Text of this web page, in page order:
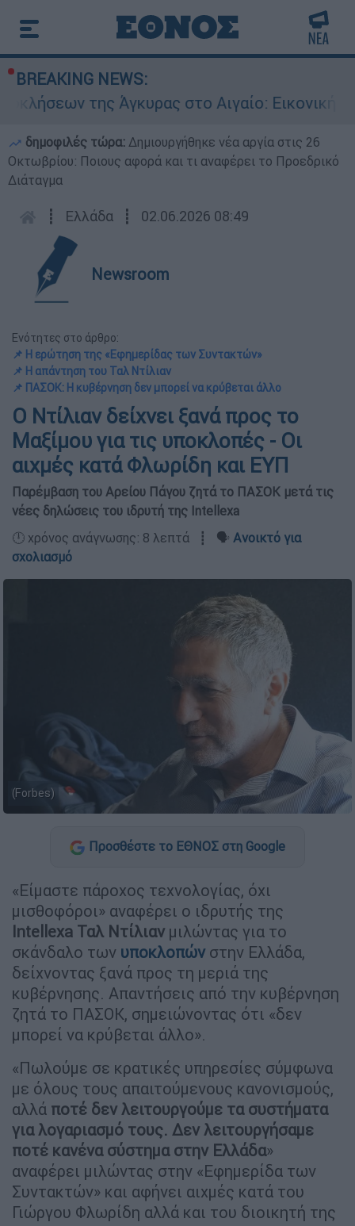
BREAKING NEWS:
της Άγκυρας στο Αιγαίο: Εικονική
δημοφιλές τώρα: Δημιουργήθηκε νέα αργία στις 26
Οκτωβρίου: Ποιους αφορά και τι αναφέρει το Προεδρικό
Διάταγμα
┋ Ελλάδα ┋ 02.06.2026 08:49
Newsroom
Ενότητες στο άρθρο:
📌 Η ερώτηση της «Εφημερίδας των Συντακτών»
📌 Η απάντηση του Ταλ Ντίλιαν
📌 ΠΑΣΟΚ: Η κυβέρνηση δεν μπορεί να κρύβεται άλλο
Ο Ντίλιαν δείχνει ξανά προς το
Μαξίμου για τις υποκλοπές - Οι
αιχμές κατά Φλωρίδη και ΕΥΠ
Παρέμβαση του Αρείου Πάγου ζητά το ΠΑΣΟΚ μετά τις
νέες δηλώσεις του ιδρυτή της Intellexa
🕛 χρόνος ανάγνωσης: 8 λεπτά ┋ 🗣️ Ανοικτό για
σχολιασμό
(Forbes)
Προσθέστε το ΕΘΝΟΣ στη Google
«Είμαστε πάροχος τεχνολογίας, όχι
μισθοφόροι» αναφέρει ο ιδρυτής της
Intellexa Ταλ Ντίλιαν μιλώντας για το
σκάνδαλο των υποκλοπών στην Ελλάδα,
δείχνοντας ξανά προς τη μεριά της
κυβέρνησης. Απαντήσεις από την κυβέρνηση
ζητά το ΠΑΣΟΚ, σημειώνοντας ότι «δεν
μπορεί να κρύβεται άλλο».
«Πωλούμε σε κρατικές υπηρεσίες σύμφωνα
με όλους τους απαιτούμενους κανονισμούς,
αλλά ποτέ δεν λειτουργούμε τα συστήματα
για λογαριασμό τους. Δεν λειτουργήσαμε
ποτέ κανένα σύστημα στην Ελλάδα»
αναφέρει μιλώντας στην «Εφημερίδα των
Συντακτών» και αφήνει αιχμές κατά του
Γιώργου Φλωρίδη αλλά και του διοικητή της